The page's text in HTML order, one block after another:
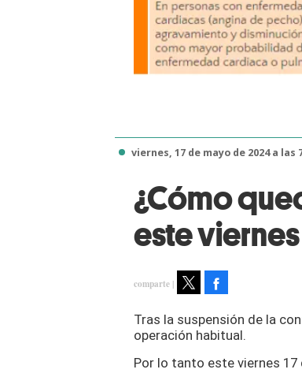
viernes, 17 de mayo de 2024 a las
¿Cómo
este
Tras la suspensión de la
operación habitual.
Por lo tanto este viernes 17